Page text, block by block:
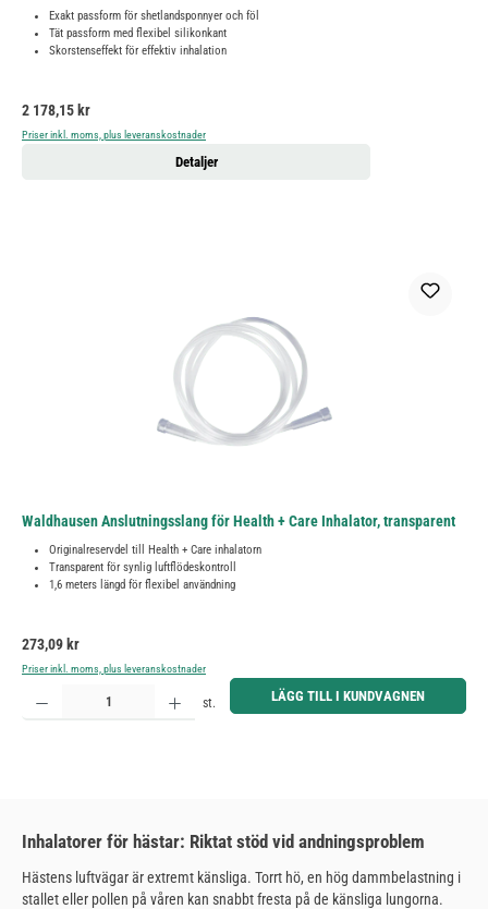
Exakt passform för shetlandsponnyer och föl
Tät passform med flexibel silikonkant
Skorstenseffekt för effektiv inhalation
Ordinarie pris:
2 178,15 kr
Priser inkl. moms, plus leveranskostnader
Detaljer
Waldhausen Anslutningsslang för Health + Care Inhalator, transparent
Originalreservdel till Health + Care inhalatorn
Transparent för synlig luftflödeskontroll
1,6 meters längd för flexibel användning
Ordinarie pris:
273,09 kr
Priser inkl. moms, plus leveranskostnader
Produktkvantitet: Ange önskat belopp eller använd knapparna för att öka eller minska kvantiteten.
st. LÄGG TILL I KUNDVAGNEN
Inhalatorer för hästar: Riktat stöd vid andningsproblem
Hästens luftvägar är extremt känsliga. Torrt hö, en hög dammbelastning i
stallet eller pollen på våren kan snabbt fresta på de känsliga lungorna.